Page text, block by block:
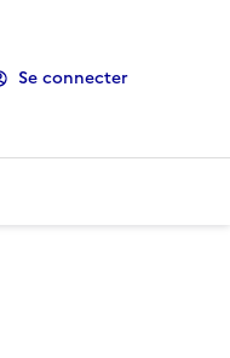
Se connecter